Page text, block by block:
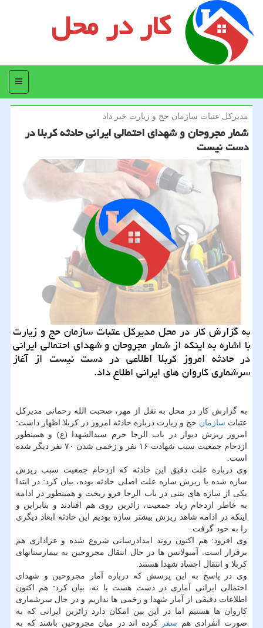
کار در محل
منو
مدیركل عتبات سازمان حج و زیارت خبر داد
شمار مجروحان و شهدای احتمالی ایرانی حادثه كربلا در
دست نیست
به گزارش كار در محل مدیركل عتبات سازمان حج و زیارت
با اشاره به اینكه از شمار مجروحان و شهدای احتمالی ایرانی
در حادثه امروز كربلا اطلاعی در دست نیست از آغاز
سرشماری كاروان های ایرانی اطلاع داد.
به گزارش كار در محل به نقل از مهر، صحبت الله رحمانی مدیركل
عتبات سازمان حج و زیارت درباره حادثه امروز در كربلا اظهار داشت:
امروز ریزش دیوار در باب الرجا حرم سیدالشهدا (ع) و همینطور
ازدحام جمعیت سبب شهادت ۱۶ نفر و زخمی شدن ۷۰ نفر دیگر شده
است.
وی درباره علت دقیق این حادثه كه ازدحام جمعیت سبب ریزش
سازه شده یا ریزش سازه علت اصلی حادثه بوده، بیان كرد: در ابتدا
یكی از سازه های بتنی در باب الرجا فرو ریخت و همینطور در ادامه
به خاطر ازدحام زیاد جمعیت، زائرین روی هم افتادند و بنابراین و
اینكه در ادامه شاهد ریزش بیشتر سازه بودیم این حادثه ابعاد دیگری
را به خود گرفت.
وی افزود: هم اكنون روند امدادرسانی شروع شده و عزاداری هم
برقرار است. آمبولانس ها در حال انتقال مجروحین به بیمارستانهای
كربلا و انتقال اجساد شهدا هستند.
وی در پاسخ به این پرسش كه درباره آمار مجروحین و شهدای
احتمالی ایرانی آماری در دست هست یا نه، بیان كرد: هم اكنون
اطلاعات دقیقی از آمار شهدا و زخمی ها نداریم و در حال سرشماری
كاروان ها هستیم اما در این بین امكان دارد زائرین ایرانی كه به
صورت انفرادی هم سفر
كرده اند در میان مجروحین باشند كه به